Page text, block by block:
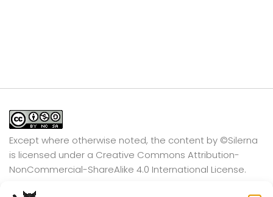
Except where otherwise noted, the content by ©Silerna
is licensed under a Creative Commons Attribution-
NonCommercial-ShareAlike 4.0 International License.